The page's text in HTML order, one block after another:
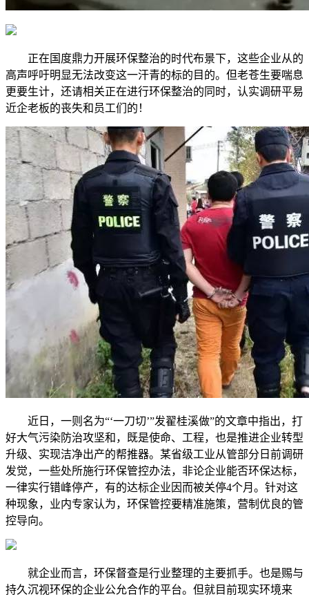
正在国度鼎力开展环保整治的时代布景下，这些企业从的
高声呼吁明显无法改变这一汗青的标的目的。但老苍生要喘息
更要生计，还请相关正在进行环保整治的同时，认实调研平易
近企老板的丧失和员工们的！
近日，一则名为“‘一刀切’”发翟桂溪做”的文章中指出，打
好大气污染防治攻坚和，既是使命、工程，也是推进企业转型
升级、实现洁净出产的帮推器。某省级工业从管部分日前调研
发觉，一些处所施行环保管控办法，非论企业能否环保达标，
一律实行错峰停产，有的达标企业因而被关停4个月。针对这
种现象，业内专家认为，环保管控要精准施策，营制优良的管
控导向。
就企业而言，环保督查是行业整理的主要抓手。也是赐与
持久沉视环保的企业公允合作的平台。但就目前现实环境来